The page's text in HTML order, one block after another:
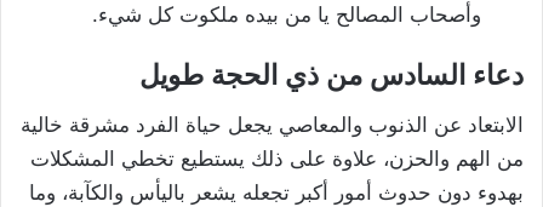
وأصحاب المصالح يا من بيده ملكوت كل شيء.
دعاء السادس من ذي الحجة طويل
الابتعاد عن الذنوب والمعاصي يجعل حياة الفرد مشرقة خالية
من الهم والحزن، علاوة على ذلك يستطيع تخطي المشكلات
بهدوء دون حدوث أمور أكبر تجعله يشعر باليأس والكآبة، وما